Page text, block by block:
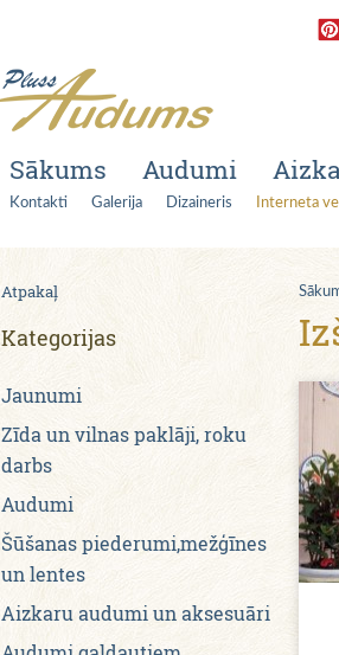
Sākums Audumi
Kontakti Galerija Dizaineris Interneta
Atpakaļ
Kategorijas
Jaunumi
Zīda un vilnas paklāji, roku
darbs
Audumi
Šūšanas piederumi,mežģīnes
un lentes
Aizkaru audumi un aksesuāri